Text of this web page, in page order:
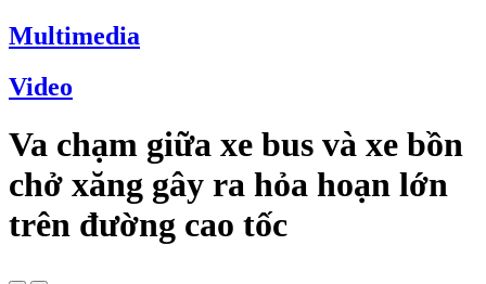
Multimedia
Video
Va chạm giữa xe bus và xe bồn
chở xăng gây ra hỏa hoạn lớn
trên đường cao tốc